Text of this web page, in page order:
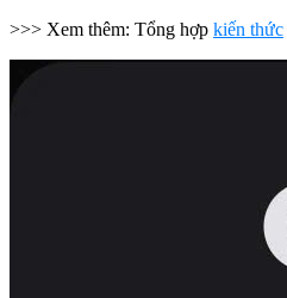
>>> Xem thêm: Tổng hợp kiến thức